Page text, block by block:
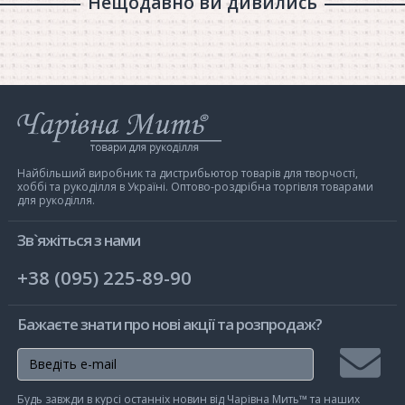
Інтернет-
магазин
Мить
Найбільший виробник та дистрибьютор товарів для творчості,
хоббі та рукоділля в Україні. Оптово-роздрібна торгівля товарами
для рукоділля.
Зв`яжіться з нами
+38 (095) 225-89-90
Бажаєте знати про нові акції та розпродаж?
Будь завжди в курсі останніх новин від Чарівна Мить™ та наших